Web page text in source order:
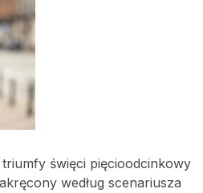
święci pięcioodcinkowy
według scenariusza